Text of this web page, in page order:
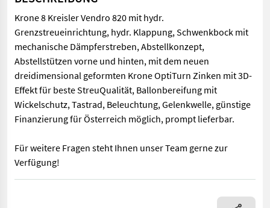
Krone 8 Kreisler Vendro 820 mit hydr.
Grenzstreueinrichtung, hydr. Klappung, Schwenkbock mit
mechanische Dämpferstreben, Abstellkonzept,
Abstellstützen vorne und hinten, mit dem neuen
dreidimensional geformten Krone OptiTurn Zinken mit 3D-
Effekt für beste StreuQualität, Ballonbereifung mit
Wickelschutz, Tastrad, Beleuchtung, Gelenkwelle, günstige
Finanzierung für Österreich möglich, prompt lieferbar.
Für weitere Fragen steht Ihnen unser Team gerne zur
Verfügung!
Krone 8 Kreisler Vendro 820 mit hydr. Grenzstreueinrichtung,